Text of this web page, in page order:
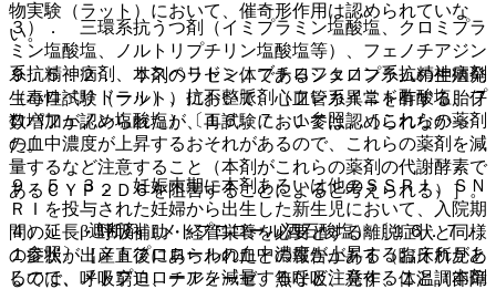
物実験（ラット）において、催奇形作用は認められていな
い。
９．５．２． 本剤のラセミ体であるシタロプラムの生殖発
生毒性試験（ラット）において、心血管系異常を有する胎仔
数増加が認められたが、再試験においては認められなかっ
た。
９．５．３． 妊娠末期に本剤あるいは他のＳＳＲＩ、ＳＮ
ＲＩを投与された妊婦から出生した新生児において、入院期
間の延長・呼吸補助・経管栄養を必要とする離脱症状と同様
の症状が出産直後にあらわれたとの報告がある（臨床所見と
しては、呼吸窮迫、チアノーゼ、無呼吸、発作、体温調節障
３）． 三環系抗うつ剤（イミプラミン塩酸塩、クロミプラ
ミン塩酸塩、ノルトリプチリン塩酸塩等）、フェノチアジン
系抗精神病剤、リスペリドン、ブチロフェノン系抗精神病剤
（ハロペリドール）、抗不整脈剤（フレカイニド酢酸塩、プ
ロパフェノン塩酸塩）〔１６．７．１参照〕［これらの薬剤
の血中濃度が上昇するおそれがあるので、これらの薬剤を減
量するなど注意すること（本剤がこれらの薬剤の代謝酵素で
あるＣＹＰ２Ｄ６を阻害することによると考えられる）］。
４）． β遮断剤（メトプロロール酒石酸塩）〔１６．７．
１参照〕［メトプロロールの血中濃度が上昇するおそれがあ
るので、メトプロロールを減量するなど注意すること（本剤